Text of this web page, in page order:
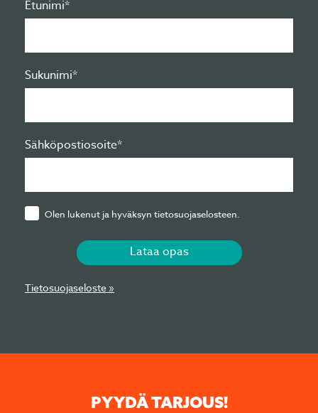
Etunimi*
Sukunimi*
Sähköpostiosoite*
Olen lukenut ja hyväksyn tietosuojaselosteen.
Lataa opas
Tietosuojaseloste »
PYYDÄ TARJOUS!